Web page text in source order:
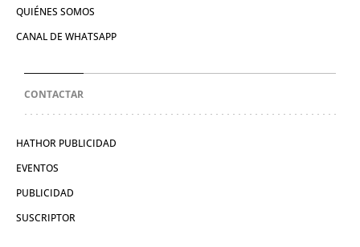
QUIÉNES SOMOS
CANAL DE WHATSAPP
CONTACTAR
HATHOR PUBLICIDAD
EVENTOS
PUBLICIDAD
SUSCRIPTOR